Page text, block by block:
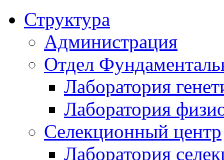
Структура
Администрация
Отдел
Лаборатория
Лаборатория
Селекционный центр
Лаборатория